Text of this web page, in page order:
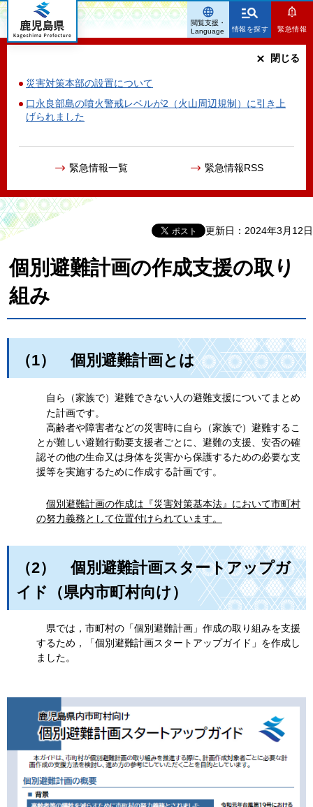
鹿児島県
情報を探す 緊急情報
災害対策本部の設置について
口永良部島の噴火警戒レベルが2（火山周辺規制）に引き上
げられました
緊急情報一覧 緊急情報RSS
閉じる
閲覧支援・
Language
更新日：2024年3月12日
個別避難計画の作成支援の取り
組み
（1） 個別避難計画とは
自ら（家族で）避難できない人の避難支援についてまとめ
た計画です。
高齢者や障害者などの災害時に自ら（家族で）避難するこ
とが難しい避難行動要支援者ごとに、避難の支援、安否の確
認その他の生命又は身体を災害から保護するための必要な支
援等を実施するために作成する計画です。
個別避難計画の作成は『災害対策基本法』において市町村
の努力義務として位置付けられています。
（2） 個別避難計画スタートアップガ
イド（県内市町村向け）
県では，市町村の「個別避難計画」作成の取り組みを支援
するため，「個別避難計画スタートアップガイド」を作成し
ました。